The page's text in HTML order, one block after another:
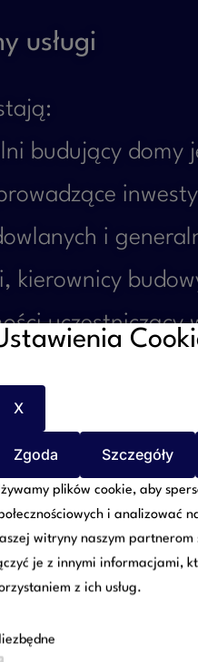
usługi
budujący domy
i
kierownicy
mieszkaniowe
skomplikowania.
budowlanym
obsługę
uzyskiwanie
X
Zgoda Szczegóły
plików cookie, aby
i analizować
witryny naszym partnerom
je z innymi informacjami,
z ich usług.